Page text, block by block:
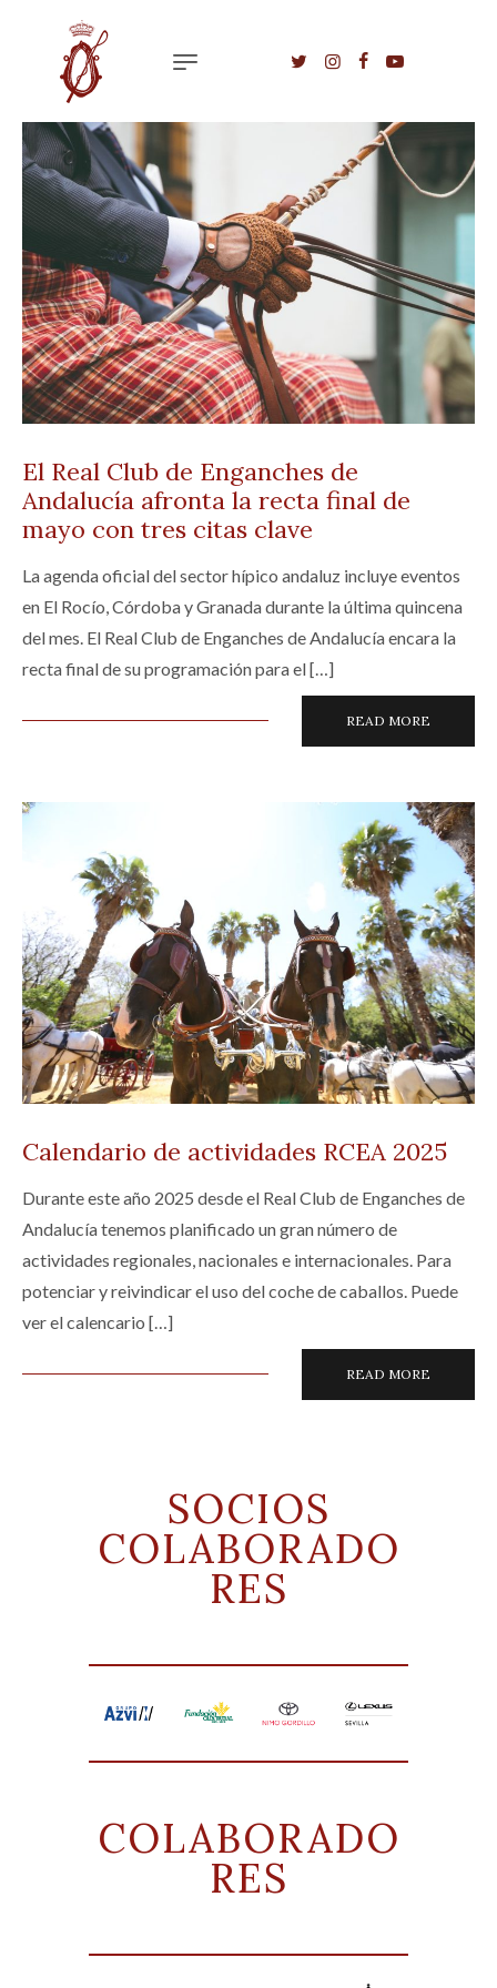
El Real Club de Enganches de
Andalucía afronta la recta final de
mayo con tres citas clave
La agenda oficial del sector hípico andaluz incluye eventos
en El Rocío, Córdoba y Granada durante la última quincena
del mes. El Real Club de Enganches de Andalucía encara la
recta final de su programación para el […]
READ MORE
Calendario de actividades RCEA 2025
Durante este año 2025 desde el Real Club de Enganches de
Andalucía tenemos planificado un gran número de
actividades regionales, nacionales e internacionales. Para
potenciar y reivindicar el uso del coche de caballos. Puede
ver el calencario […]
READ MORE
SOCIOS
COLABORADO
RES
COLABORADO
RES